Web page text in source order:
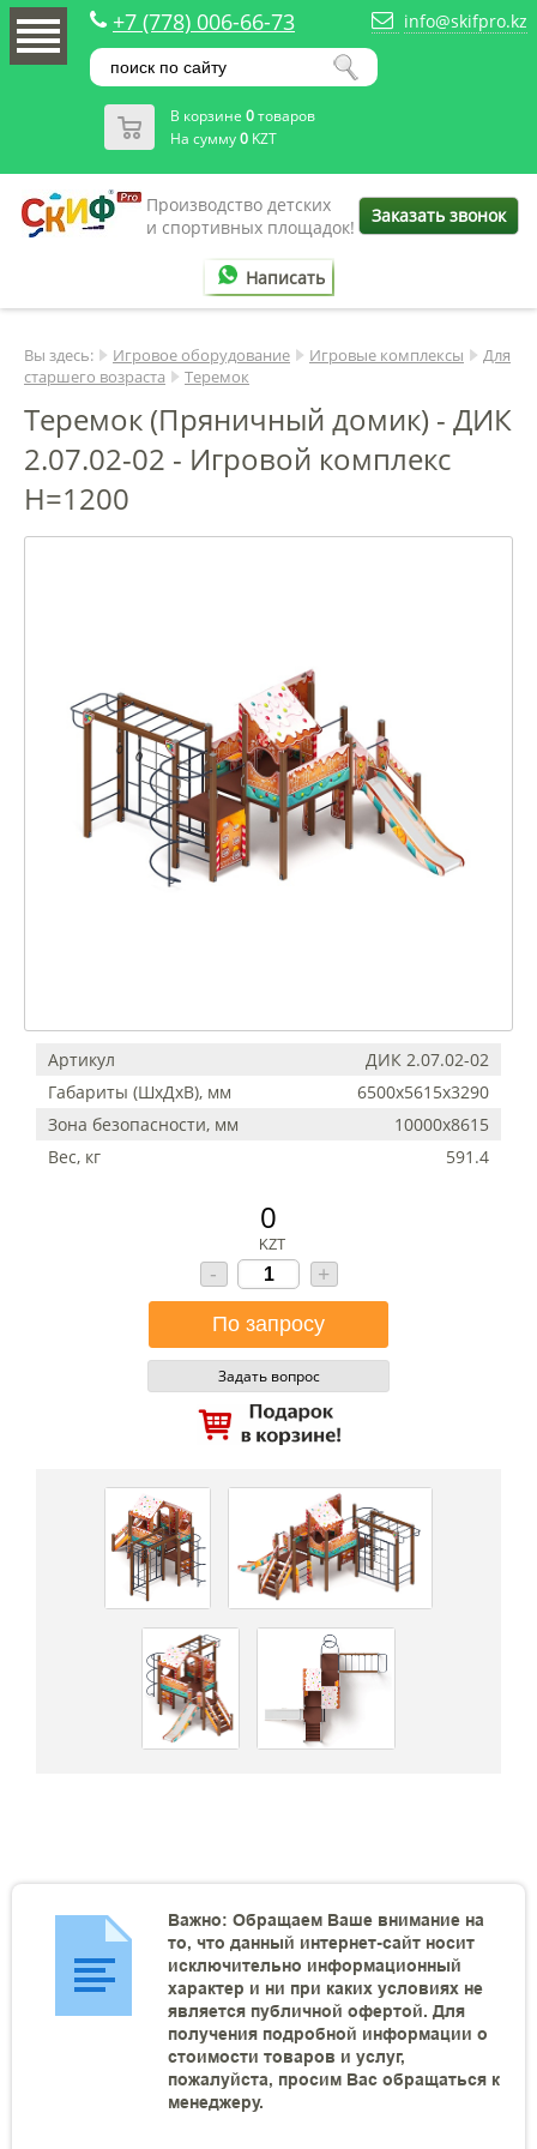
+7 (778) 006-66-73 info@skifpro.kz
В корзине 0товаров
На сумму0 KZT
Производство детских
и спортивных площадок!
Заказать звонок
Написать
Вы здесь: Игровое оборудование Игровые комплексы
Для
старшего возраста
Теремок
Теремок (Пряничный домик) - ДИК
2.07.02-02 - Игровой комплекс
H=1200
Артикул
ДИК 2.07.02-02
Габариты (ШхДхВ), мм
6500x5615x3290
Зона безопасности, мм
10000х8615
Вес, кг
591.4
0
KZT
- +
Задать вопрос
Важно: Обращаем Ваше внимание на
то, что данный интернет-сайт носит
исключительно информационный
характер и ни при каких условиях не
является публичной офертой. Для
получения подробной информации о
стоимости товаров и услуг,
пожалуйста, просим Вас обращаться к
менеджеру.